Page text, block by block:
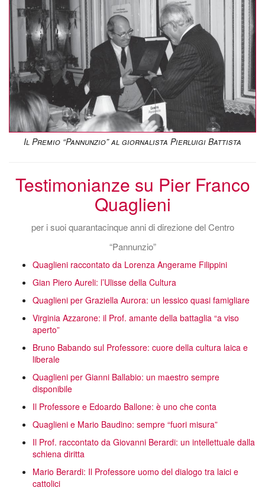
Il Premio “Pannunzio” al giornalista Pierluigi Battista
Testimonianze su Pier Franco
Quaglieni
per i suoi quarantacinque anni di direzione del Centro
“Pannunzio”
Quaglieni raccontato da Lorenza Angerame Filippini
Gian Piero Aureli: l’Ulisse della Cultura
Quaglieni per Graziella Aurora: un lessico quasi famigliare
Virginia Azzarone: il Prof. amante della battaglia “a viso
aperto”
Bruno Babando sul Professore: cuore della cultura laica e
liberale
Quaglieni per Gianni Ballabio: un maestro sempre
disponibile
Il Professore e Edoardo Ballone: è uno che conta
Quaglieni e Mario Baudino: sempre “fuori misura”
Il Prof. raccontato da Giovanni Berardi: un intellettuale dalla
schiena diritta
Mario Berardi: Il Professore uomo del dialogo tra laici e
cattolici